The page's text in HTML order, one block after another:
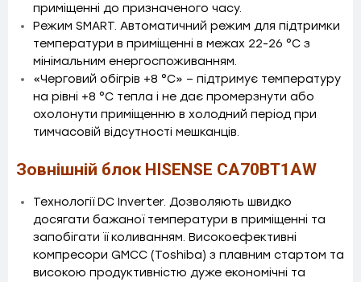
приміщенні до призначеного часу.
Режим SMART. Автоматичний режим для підтримки
температури в приміщенні в межах 22-26 °С з
мінімальним енергоспоживанням.
«Черговий обігрів +8 °С» – підтримує температуру
на рівні +8 °С тепла і не дає промерзнути або
охолонути приміщенню в холодний період при
тимчасовій відсутності мешканців.
Зовнішній блок HISENSE CA70BT1AW
Технології DC Inverter. Дозволяють швидко
досягати бажаної температури в приміщенні та
запобігати її коливанням. Високоефективні
компресори GMCC (Toshiba) з плавним стартом та
високою продуктивністю дуже економічні та